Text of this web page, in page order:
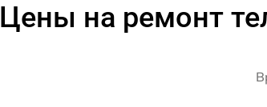
Цены на ремонт